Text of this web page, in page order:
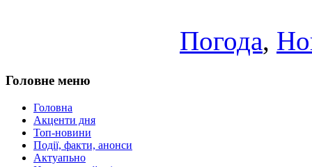
Погода,
Головне меню
Головна
Акценти дня
Топ-новини
Події, факти, анонси
Актуапьно